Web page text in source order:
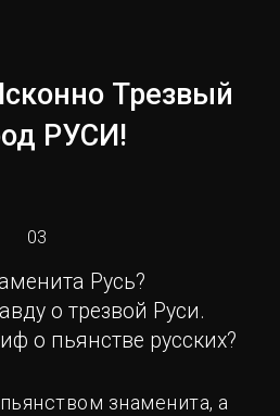
Трезвый
РУСИ!
03
Русь?
о трезвой Руси.
о пьянстве русских?
знаменита, а